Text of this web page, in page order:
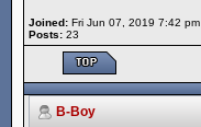
Joined: Fri Jun 07, 2019 7:42 pm
Posts: 23
B-Boy